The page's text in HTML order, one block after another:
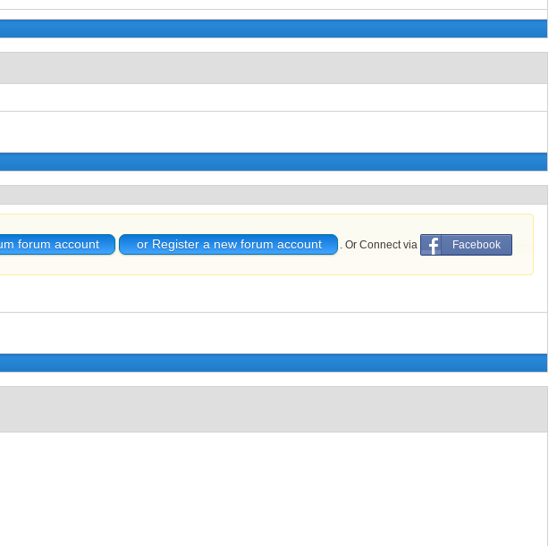
forum account or Register a new forum account . Or Connect via Facebook